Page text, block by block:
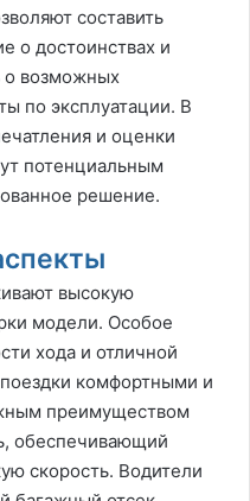
составить
о достоинствах и
о возможных
по эксплуатации. В
и оценки
потенциальным
решение.
высокую
модели. Особое
хода и отличной
комфортными и
преимуществом
обеспечивающий
скорость. Водители